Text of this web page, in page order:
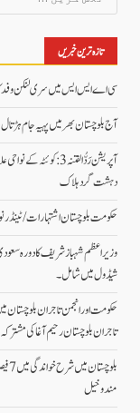
کریں
برائے:
تازہ ترین خبریں
سی اے ایس ایس میں سری لنکن وفد کا
آج بلوچستان بھر میں پہیہ جام
آپریشن رَدُّ الفتنہ 3:
دہشت گرد ہلاک
حکومت بلوچستان اشتہارات/ ٹینڈر
وزیراعظم شہباز شریف کا دورہ
شیڈول میں شامل۔
حکومت اور انجمن تاجران بلوچستان
تاجران بلوچستان رحیم آغا کی
مندوخیل